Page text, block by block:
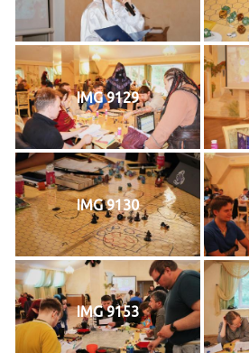
IMG 9129
IMG 9130
IMG 9153